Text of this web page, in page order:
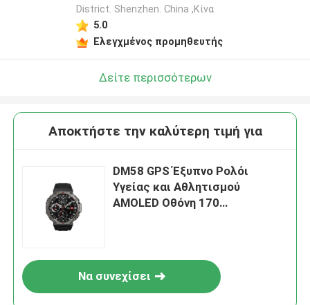
District. Shenzhen. China ,Κίνα
5.0
Ελεγχμένος προμηθευτής
Δείτε περισσότερων
Αποκτήστε την καλύτερη τιμή για
DM58 GPS Έξυπνο Ρολόι
Υγείας και Αθλητισμού
AMOLED Οθόνη 170
Να συνεχίσει